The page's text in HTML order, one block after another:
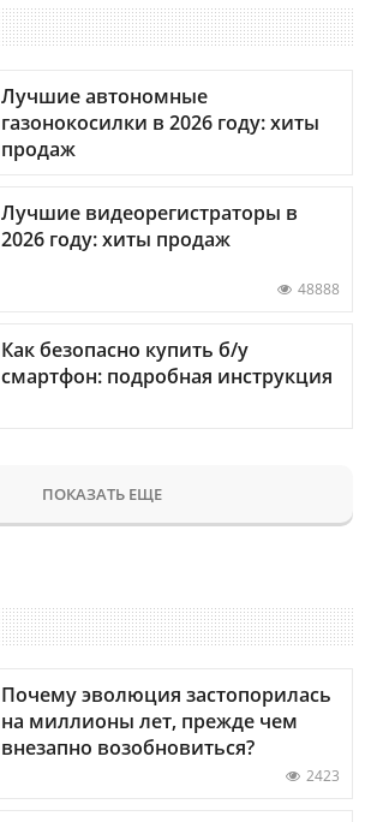
Лучшие автономные
газонокосилки в 2026 году: хиты
продаж
Лучшие видеорегистраторы в
2026 году: хиты продаж
48888
Как безопасно купить б/у
смартфон: подробная инструкция
ПОКАЗАТЬ ЕЩЕ
Почему эволюция застопорилась
на миллионы лет, прежде чем
внезапно возобновиться?
2423